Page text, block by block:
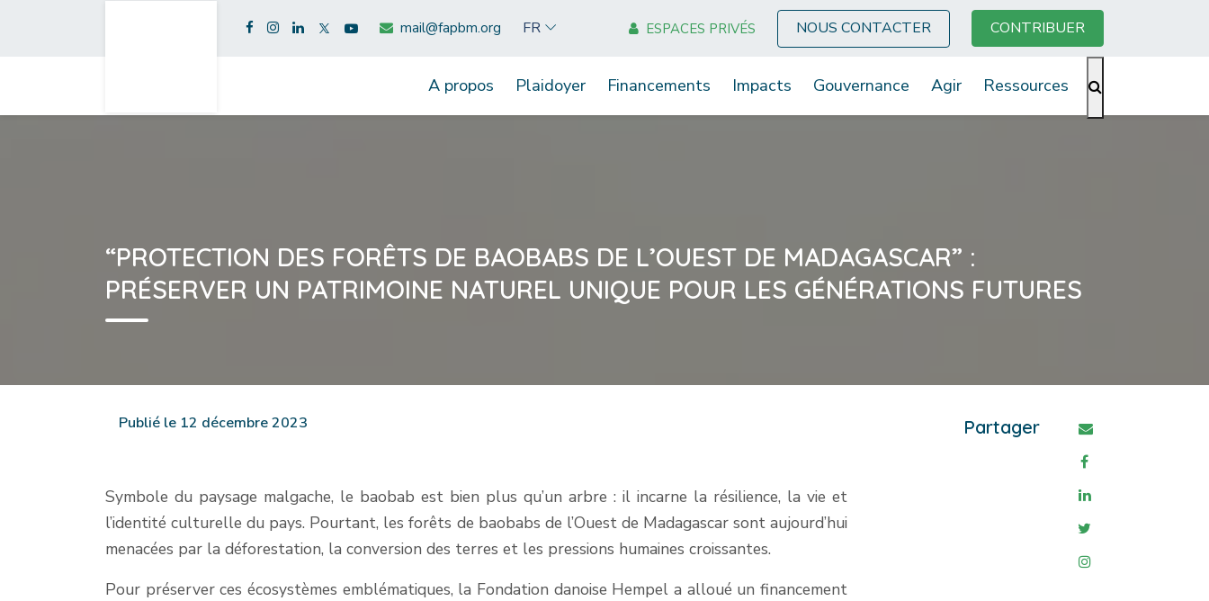
mail@fapbm.org FR ESPACES PRIVÉS NOUS CONTACTER CONTRIBUER
A propos Plaidoyer Financements Impacts Gouvernance Agir Ressources
“PROTECTION DES FORÊTS DE BAOBABS DE L’OUEST DE MADAGASCAR” :
PRÉSERVER UN PATRIMOINE NATUREL UNIQUE POUR LES GÉNÉRATIONS FUTURES
Publié le 12 décembre 2023
Symbole du paysage malgache, le baobab est bien plus qu’un arbre : il incarne la résilience, la vie et
l’identité culturelle du pays. Pourtant, les forêts de baobabs de l’Ouest de Madagascar sont aujourd’hui
menacées par la déforestation, la conversion des terres et les pressions humaines croissantes.
Pour préserver ces écosystèmes emblématiques, la Fondation danoise Hempel a alloué un financement
Partager